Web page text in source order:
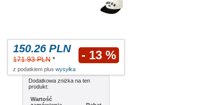
150.26 PLN
171.93 PLN * - 13 %
z podatkiem plus wysyłka
Dodatkowa zniżka na ten
produkt:
Wartość